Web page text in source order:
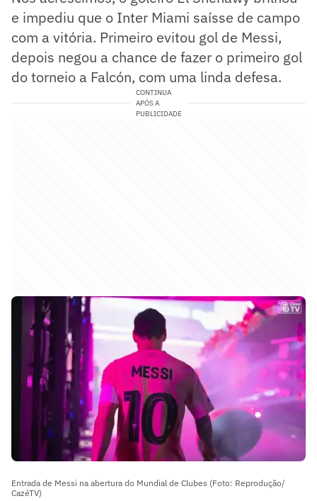
e impediu que o Inter Miami saísse de campo
com a vitória. Primeiro evitou gol de Messi,
depois negou a chance de fazer o primeiro gol
do torneio a Falcón, com uma linda defesa.
CONTINUA
APÓS A
PUBLICIDADE
Entrada de Messi na abertura do Mundial de Clubes (Foto: Reprodução/
CazéTV)